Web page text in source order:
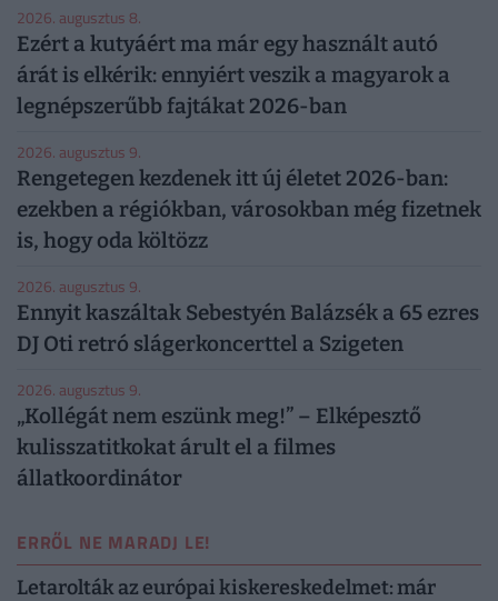
2026. augusztus 8.
Ezért a kutyáért ma már egy használt autó
árát is elkérik: ennyiért veszik a magyarok a
legnépszerűbb fajtákat 2026-ban
2026. augusztus 9.
Rengetegen kezdenek itt új életet 2026-ban:
ezekben a régiókban, városokban még fizetnek
is, hogy oda költözz
2026. augusztus 9.
Ennyit kaszáltak Sebestyén Balázsék a 65 ezres
DJ Oti retró slágerkoncerttel a Szigeten
2026. augusztus 9.
„Kollégát nem eszünk meg!” – Elképesztő
kulisszatitkokat árult el a filmes
állatkoordinátor
ERRŐL NE MARADJ LE!
Letarolták az európai kiskereskedelmet: már